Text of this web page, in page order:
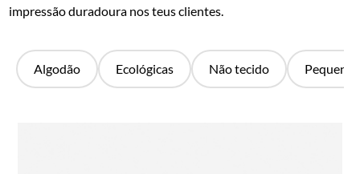
impressão duradoura nos teus clientes.
Algodão Ecológicas Não tecido Pequenas